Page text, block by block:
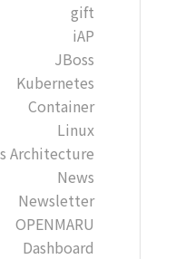
gift
iAP
JBoss
Kubernetes
Container
Linux
Architecture
News
Newsletter
OPENMARU
Dashboard